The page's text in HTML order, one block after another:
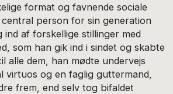
format og favnende sociale
person for sin generation
ind af forskellige stillinger med
som han gik ind i sindet og skabte
alle dem, han mødte undervejs
virtuos og en faglig guttermand,
frem, end selv tog bifaldet